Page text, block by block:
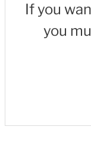
If you
you